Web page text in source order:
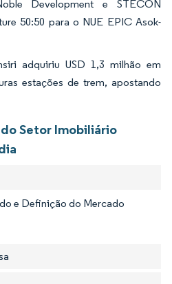
Development e STECON
50:50 para o NUE EPIC Asok-
adquiriu USD 1,3 milhão em
estações de trem, apostando
Setor Imobiliário
e Definição do Mercado